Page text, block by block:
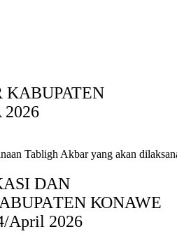
Tabligh Akbar yang akan
DAN
ΚΟNAWE
April 2026